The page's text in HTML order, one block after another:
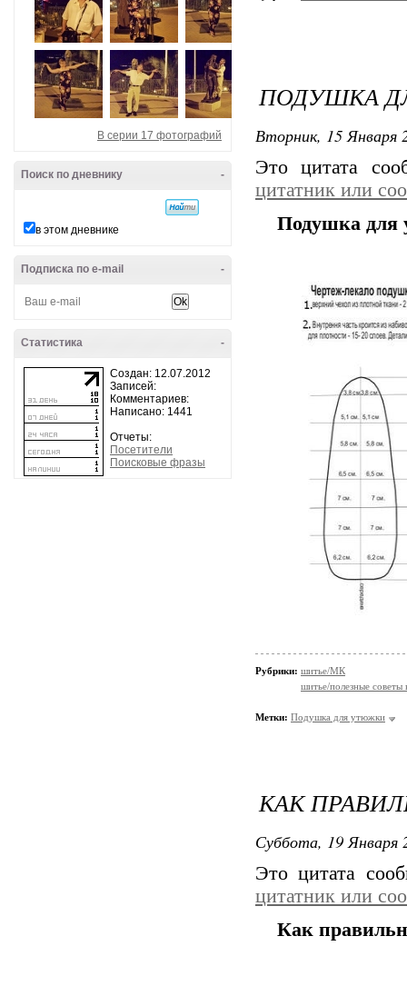
В серии 17 фотографий
-
Поиск по дневнику
в этом дневнике
-
Подписка по e-mail
-
Статистика
Создан: 12.07.2012
Записей:
Комментариев:
Написано: 1441
Отчеты:
Посетители
Поисковые фразы
ПОДУШКА
Вторник, 15 Января
Это цитата
цитатник или
Подушка для
Рубрики: шитье/МК
шитье/полезные советы
Метки: Подушка для утюжки
КАК
Суббота, 19 Января
Это цитата
цитатник или
Как